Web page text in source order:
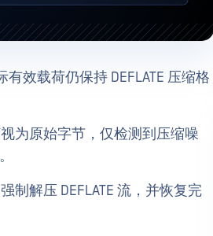
有效载荷仍保持 DEFLATE 压缩格
为原始字节，仅检测到压缩噪
解压 DEFLATE 流，并恢复完